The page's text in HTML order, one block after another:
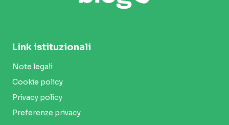
Link istituzionali
Note legali
Cookie policy
Privacy policy
Preferenze privacy